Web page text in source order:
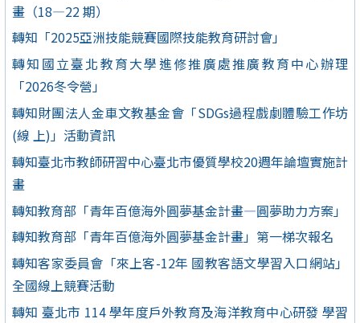
畫（18—22 期）
轉知「2025亞洲技能競賽國際技能教育研討會」
轉知國立臺北教育大學進修推廣處推廣教育中心辦理
「2026冬令營」
轉知財團法人金車文教基金會「SDGs過程戲劇體驗工作坊
(線 上)」活動資訊
轉知臺北市教師研習中心臺北市優質學校20週年論壇實施計
畫
轉知教育部「青年百億海外圓夢基金計畫—圓夢助力方案」
轉知教育部「青年百億海外圓夢基金計畫」第一梯次報名
轉知客家委員會「來上客-12年 國教客語文學習入口網站」
全國線上競賽活動
轉知 臺北市 114 學年度戶外教育及海洋教育中心研發 學習